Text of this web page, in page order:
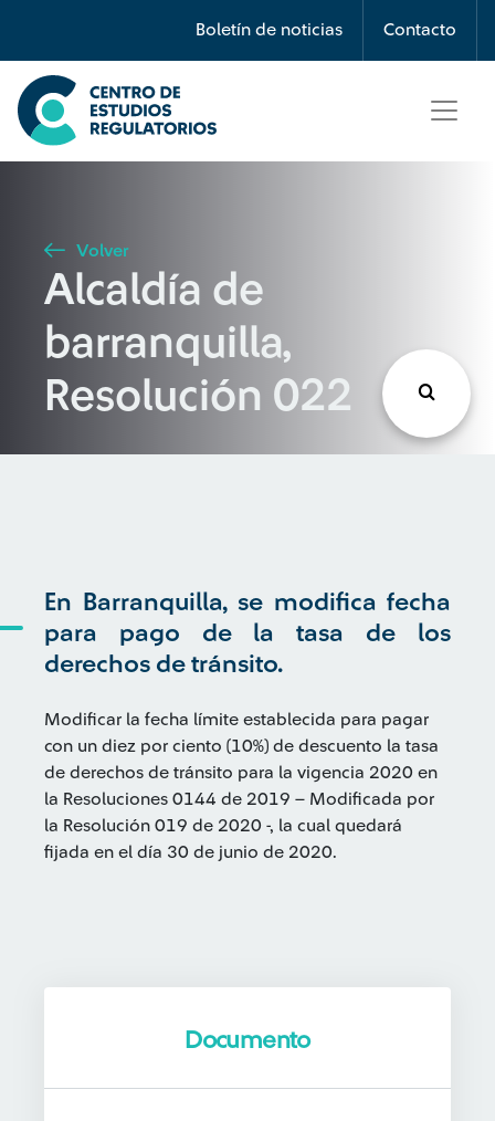
Boletín de noticias Contacto
Búsqueda
Seleccione país
Buscar
Volver
Alcaldía de
barranquilla,
Resolución 022
En Barranquilla, se modifica fecha
para pago de la tasa de los
derechos de tránsito.
Modificar la fecha límite establecida para pagar
con un diez por ciento (10%) de descuento la tasa
de derechos de tránsito para la vigencia 2020 en
la Resoluciones 0144 de 2019 – Modificada por
la Resolución 019 de 2020 -, la cual quedará
fijada en el día 30 de junio de 2020.
Documento